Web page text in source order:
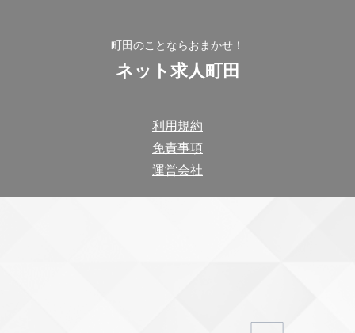
町田のことならおまかせ！
ネット求人町田
利用規約
免責事項
運営会社